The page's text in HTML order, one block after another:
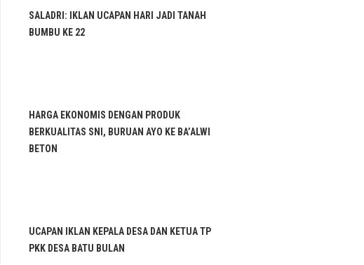
SALADRI: IKLAN UCAPAN HARI JADI TANAH
BUMBU KE 22
HARGA EKONOMIS DENGAN PRODUK
BERKUALITAS SNI, BURUAN AYO KE BA’ALWI
BETON
UCAPAN IKLAN KEPALA DESA DAN KETUA TP
PKK DESA BATU BULAN